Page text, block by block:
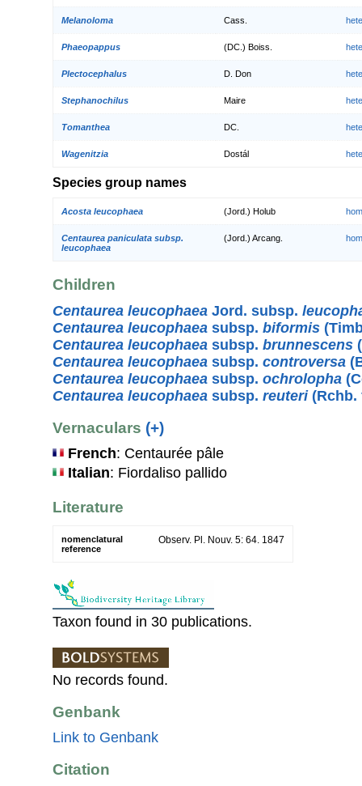
Melanoloma Cass.
Phaeopappus (DC.) Boiss.
Plectocephalus D. Don
Stephanochilus Maire
Tomanthea DC.
Wagenitzia Dostál
Species group names
Acosta leucophaea (Jord.) Holub
Centaurea paniculata subsp.
leucophaea
(Jord.) Arcang.
Children
Centaurea leucophaea Jord. subsp.
Centaurea leucophaea subsp. biformis
Centaurea leucophaea subsp. brunnescens
Centaurea leucophaea subsp. controversa
Centaurea leucophaea subsp. ochrolopha
Centaurea leucophaea subsp. reuteri(Rchb.
Vernaculars (+)
French: Centaurée pâle
Italian: Fiordaliso pallido
Literature
nomenclatural
reference
Observ. Pl. Nouv. 5: 64. 1847
Taxon found in 30 publications.
No records found.
Genbank
Link to Genbank
Citation